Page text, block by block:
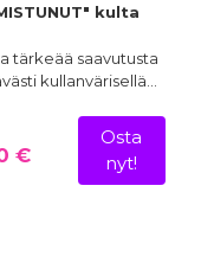
kulta
tärkeää saavutusta
kullanvärisellä…
€
Osta
nyt!